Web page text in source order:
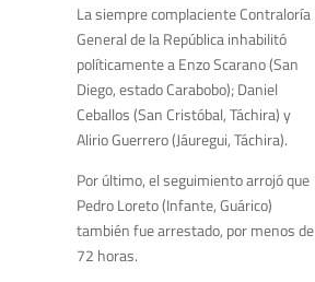
La siempre complaciente Contraloría
General de la República inhabilitó
políticamente a Enzo Scarano (San
Diego, estado Carabobo); Daniel
Ceballos (San Cristóbal, Táchira) y
Alirio Guerrero (Jáuregui, Táchira).
Por último, el seguimiento arrojó que
Pedro Loreto (Infante, Guárico)
también fue arrestado, por menos de
72 horas.